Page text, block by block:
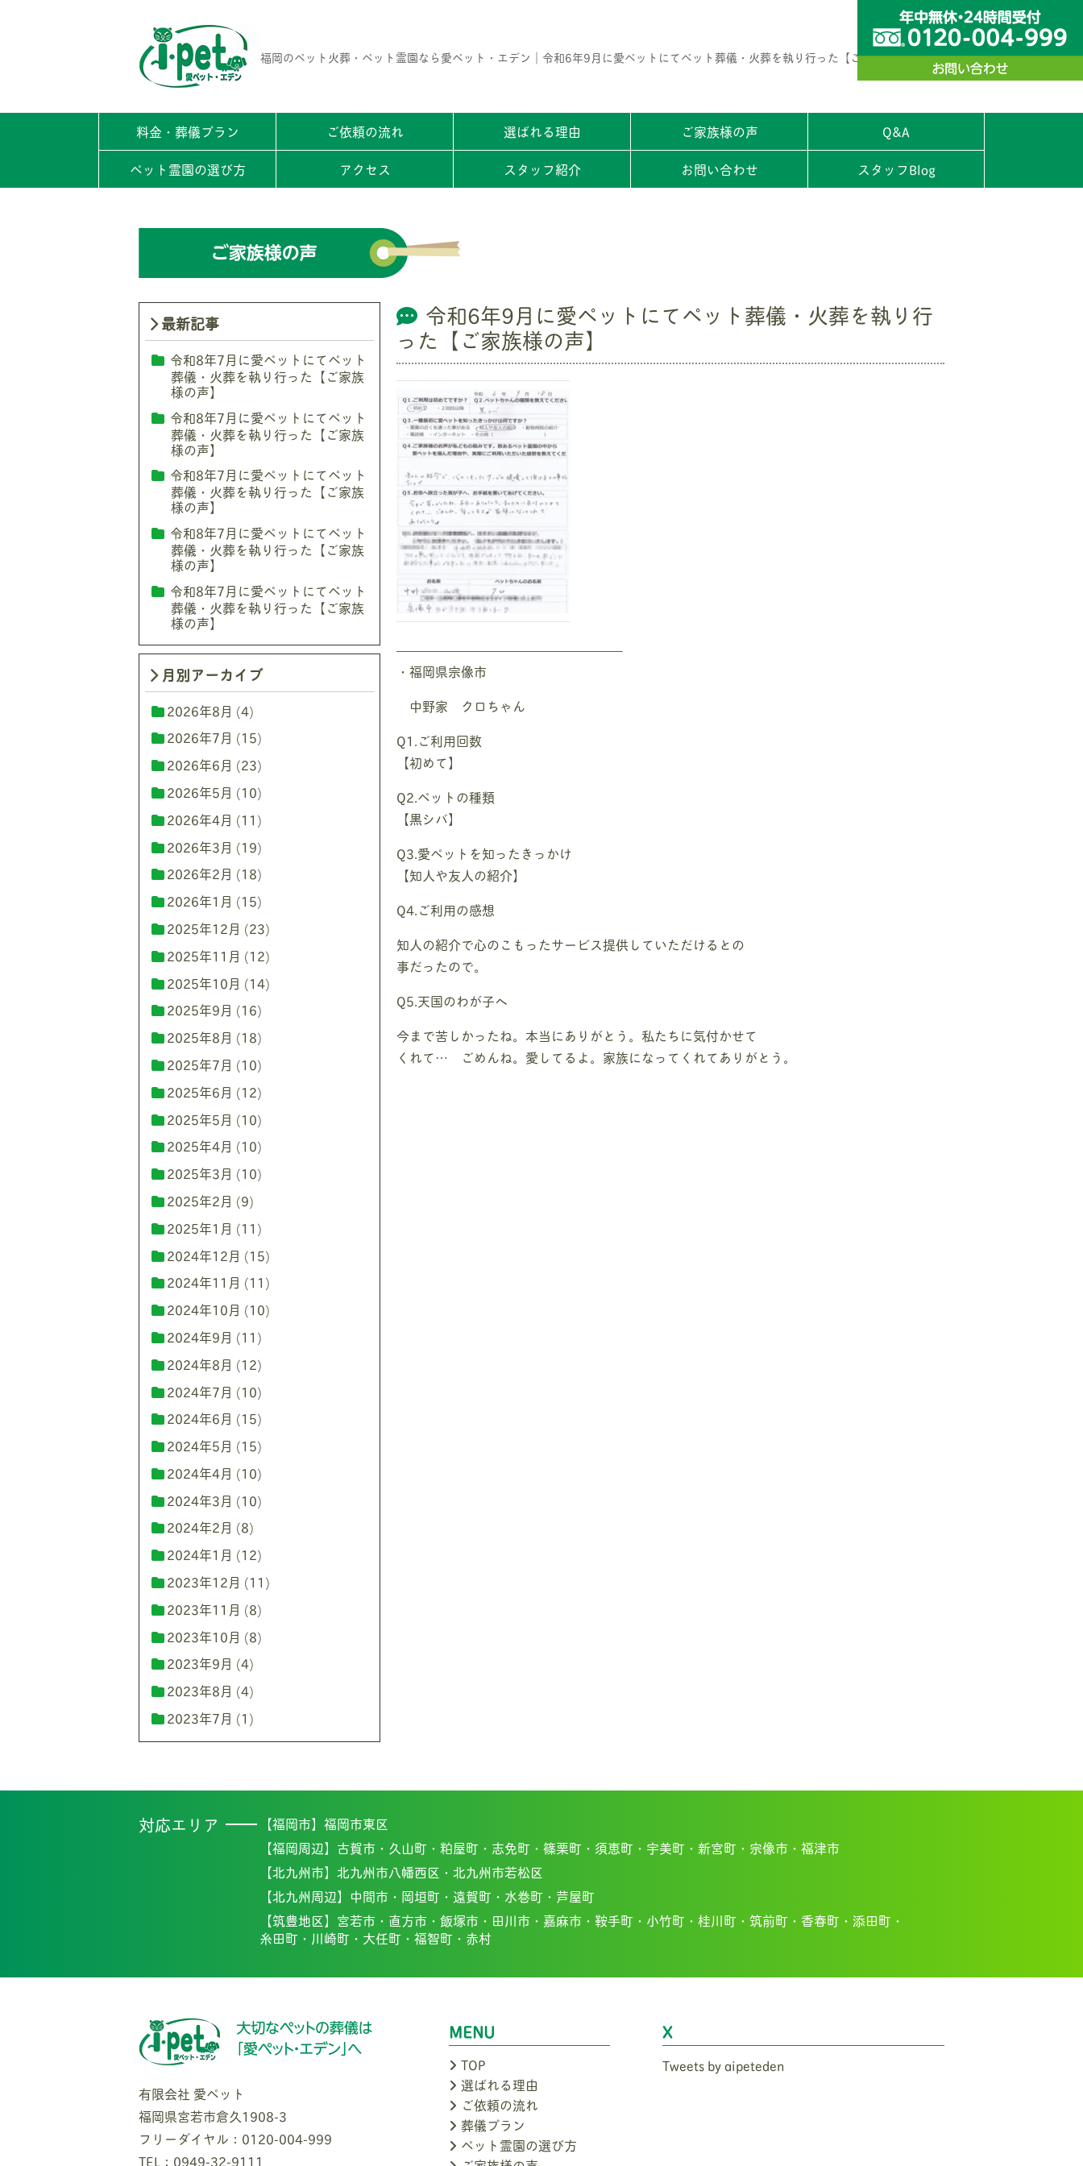
福岡のペット火葬・ペット霊園なら愛ペット・エデン｜令和6年9月に愛ペットにてペット葬儀・火葬を執り行った【ご家族様の声】
料金・葬儀プラン ご依頼の流れ 選ばれる理由 ご家族様の声
Q&A
ペット霊園の選び方
アクセス スタッフ紹介 お問い合わせ スタッフBlog
令和6年9月に愛ペットにてペット葬儀・火葬を執り行
った【ご家族様の声】
—————————————————–
・福岡県宗像市
中野家 クロちゃん
Q1.ご利用回数
【初めて】
Q2.ペットの種類
【黒シバ】
Q3.愛ペットを知ったきっかけ
【知人や友人の紹介】
Q4.ご利用の感想
知人の紹介で心のこもったサービス提供していただけるとの
事だったので。
Q5.天国のわが子へ
今まで苦しかったね。本当にありがとう。私たちに気付かせて
くれて… ごめんね。愛してるよ。家族になってくれてありがとう。
最新記事
令和8年7月に愛ペットにてペット
葬儀・火葬を執り行った【ご家族
様の声】
令和8年7月に愛ペットにてペット
葬儀・火葬を執り行った【ご家族
様の声】
令和8年7月に愛ペットにてペット
葬儀・火葬を執り行った【ご家族
様の声】
令和8年7月に愛ペットにてペット
葬儀・火葬を執り行った【ご家族
様の声】
令和8年7月に愛ペットにてペット
葬儀・火葬を執り行った【ご家族
様の声】
月別アーカイブ
2026年8月 (4)
2026年7月 (15)
2026年6月 (23)
2026年5月 (10)
2026年4月 (11)
2026年3月 (19)
2026年2月 (18)
2026年1月 (15)
2025年12月 (23)
2025年11月 (12)
2025年10月 (14)
2025年9月 (16)
2025年8月 (18)
2025年7月 (10)
2025年6月 (12)
2025年5月 (10)
2025年4月 (10)
2025年3月 (10)
2025年2月 (9)
2025年1月 (11)
2024年12月 (15)
2024年11月 (11)
2024年10月 (10)
2024年9月 (11)
2024年8月 (12)
2024年7月 (10)
2024年6月 (15)
2024年5月 (15)
2024年4月 (10)
2024年3月 (10)
2024年2月 (8)
2024年1月 (12)
2023年12月 (11)
2023年11月 (8)
2023年10月 (8)
2023年9月 (4)
2023年8月 (4)
2023年7月 (1)
対応エリア 【福岡市】 福岡市東区
【福岡周辺】 古賀市・ 久山町・ 粕屋町・ 志免町・ 篠栗町・ 須恵町・ 宇美町・ 新宮町・ 宗像市・福津市
【北九州市】 北九州市八幡西区・北九州市若松区
【北九州周辺】 中間市・ 岡垣町・ 遠賀町・ 水巻町・ 芦屋町
【筑豊地区】 宮若市・ 直方市・ 飯塚市・ 田川市・ 嘉麻市・ 鞍手町・ 小竹町・ 桂川町・ 筑前町・ 香春町・ 添田町・
糸田町・ 川崎町・ 大任町・ 福智町・ 赤村
有限会社 愛ペット
福岡県宮若市倉久1908-3
フリーダイヤル：0120-004-999
TEL：0949-32-9111
MENU
TOP
選ばれる理由
ご依頼の流れ
葬儀プラン
ペット霊園の選び方
X
Tweets by aipeteden